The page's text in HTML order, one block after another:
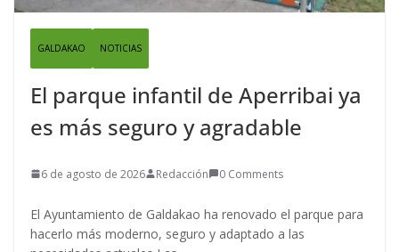
GALDAKAO NOTICIAS
El parque infantil de Aperribai ya
es más seguro y agradable
6 de agosto de 2026 Redacción 0 Comments
El Ayuntamiento de Galdakao ha renovado el parque para
hacerlo más moderno, seguro y adaptado a las